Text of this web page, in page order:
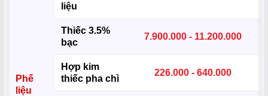
Phế
liệu
liệu
Thiếc 3.5%
bạc
7.900.000 - 11.200.000
Hợp kim
thiếc pha chì
226.000 - 640.000